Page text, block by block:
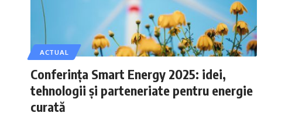
ACTUAL
Conferința Smart Energy 2025: idei,
tehnologii și parteneriate pentru energie
curată